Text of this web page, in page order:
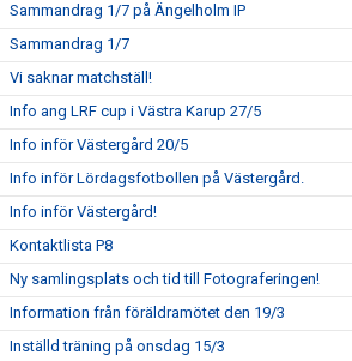
Sammandrag 1/7 på Ängelholm IP
Sammandrag 1/7
Vi saknar matchställ!
Info ang LRF cup i Västra Karup 27/5
Info inför Västergård 20/5
Info inför Lördagsfotbollen på Västergård.
Info inför Västergård!
Kontaktlista P8
Ny samlingsplats och tid till Fotograferingen!
Information från föräldramötet den 19/3
Inställd träning på onsdag 15/3